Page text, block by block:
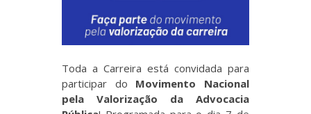
Toda a Carreira está convidada para
participar do Movimento Nacional
pela Valorização da Advocacia